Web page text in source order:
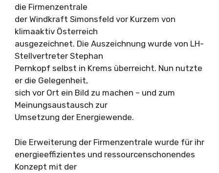
die Firmenzentrale
der Windkraft Simonsfeld vor Kurzem von
klimaaktiv Österreich
ausgezeichnet. Die Auszeichnung wurde von LH-
Stellvertreter Stephan
Pernkopf selbst in Krems überreicht. Nun nutzte
er die Gelegenheit,
sich vor Ort ein Bild zu machen – und zum
Meinungsaustausch zur
Umsetzung der Energiewende.
Die Erweiterung der Firmenzentrale wurde für ihr
energieeffizientes und ressourcenschonendes
Konzept mit der